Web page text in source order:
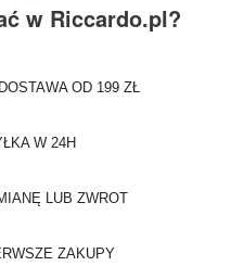
w Riccardo.pl?
OD 199 ZŁ
W 24H
LUB ZWROT
ZAKUPY